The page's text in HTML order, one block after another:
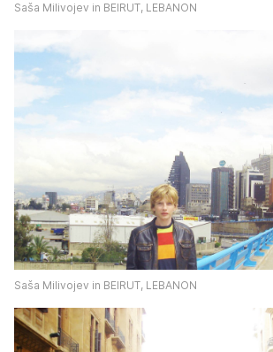
Saša Milivojev in BEIRUT, LEBANON
Saša Milivojev in BEIRUT, LEBANON